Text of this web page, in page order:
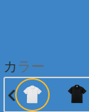
カラー